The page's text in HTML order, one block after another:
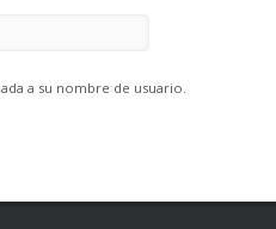
a su nombre de usuario.